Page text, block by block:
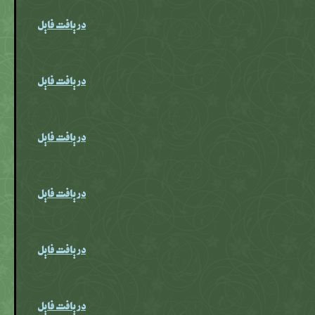
دریافت فایل
دریافت فایل
دریافت فایل
دریافت فایل
دریافت فایل
دریافت فایل